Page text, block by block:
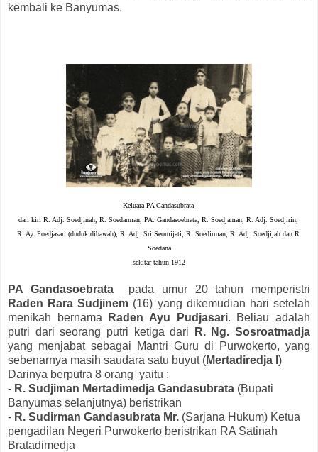
kembali ke Banyumas.
Keluara PA Gandasubrata
dari kiri R. Adj. Soedjinah, R. Soedarman, PA. Gandasoebrata, R. Soedjaman, R. Adj. Soedjirin,
R. Ay. Poedjasari (duduk dibawah), R. Adj. Sri Seomijati, R. Soedirman, R. Adj. Soedjijah dan R.
Soedana
sekitar tahun 1912
PA Gandasoebratapada umur 20 tahun memperistri
Raden Rara Sudjinem (16) yang dikemudian hari setelah
menikah bernama
Raden Ayu Pudjasari. Beliau adalah
putri dari seorang putri ketiga dari
R. Ng. Sosroatmadja
yang menjabat sebagai Mantri Guru di Purwokerto, yang
sebenarnya masih saudara satu buyut (Mertadiredja I )
Darinya berputra 8 orang yaitu :
- R. Sudjiman Mertadimedja Gandasubrata (Bupati
Banyumas selanjutnya) beristrikan
- R. Sudirman Gandasubrata Mr. (Sarjana Hukum) Ketua
pengadilan Negeri Purwokerto beristrikan RA Satinah
Bratadimedja